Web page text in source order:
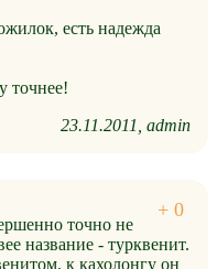
есть надежда
точнее!
23.11.2011 admin
точно не
название - турквенит.
к кахолонгу он